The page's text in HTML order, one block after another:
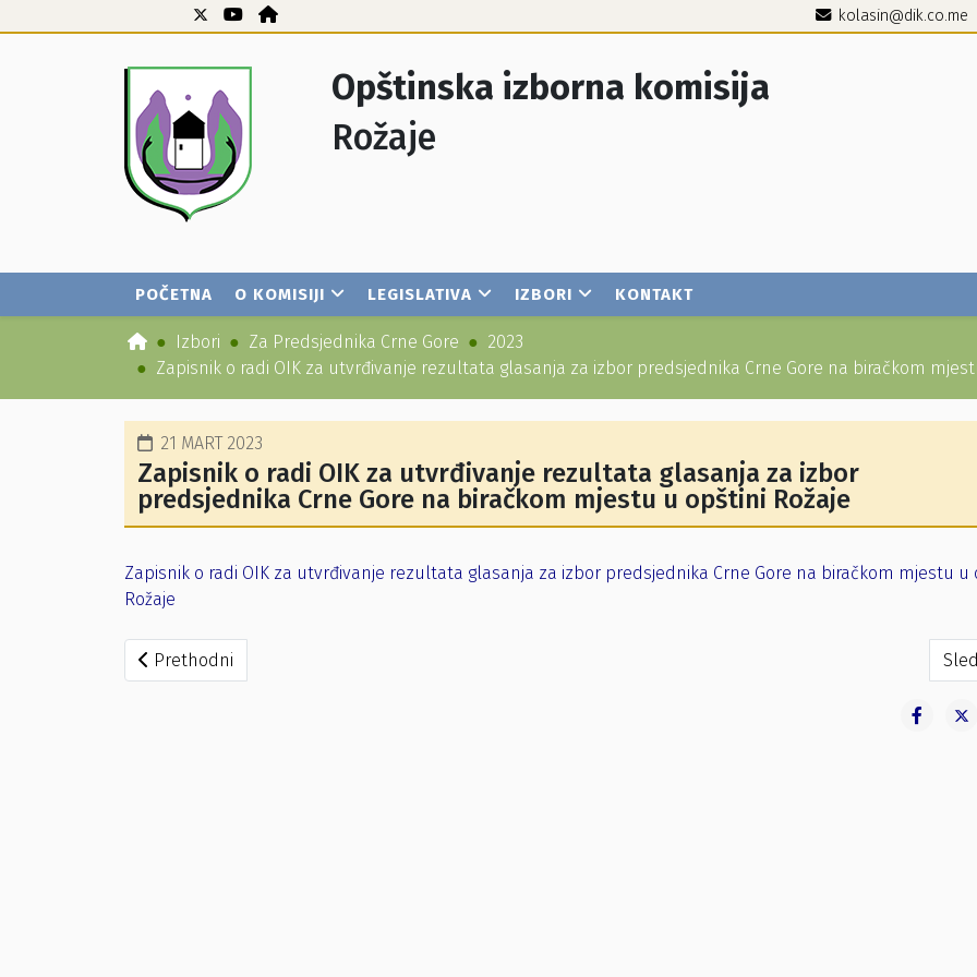
kolasin@dik.co.me
Opštinska izborna komisija
Rožaje
POČETNA O KOMISIJI LEGISLATIVA IZBORI KONTAKT
Izbori Za Predsjednika Crne Gore
2023
Zapisnik o radi OIK za utvrđivanje rezultata glasanja za izbor predsjednika Crne Gore na biračkom
21 MART 2023
Zapisnik o radi OIK za utvrđivanje rezultata glasanja za izbor
predsjednika Crne Gore na biračkom mjestu u opštini Rožaje
Zapisnik o radi OIK za utvrđivanje rezultata glasanja za izbor predsjednika Crne Gore na biračkom mjestu u
Rožaje
Prethodni članak: Izvještaj o rezultatima glasanja za predsjednika Crne Gore na području opštine Rožaje
Prethodni